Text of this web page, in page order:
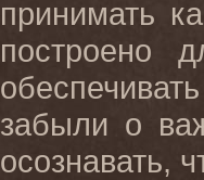
принимать
построено
забыли о
осознавать,